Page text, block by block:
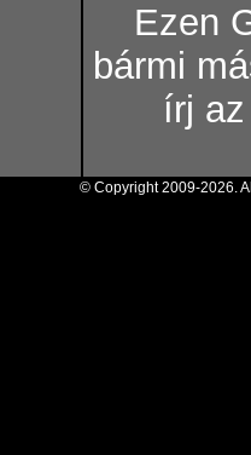
Ezen
bármi
írj
© Copyright 2009-2026.